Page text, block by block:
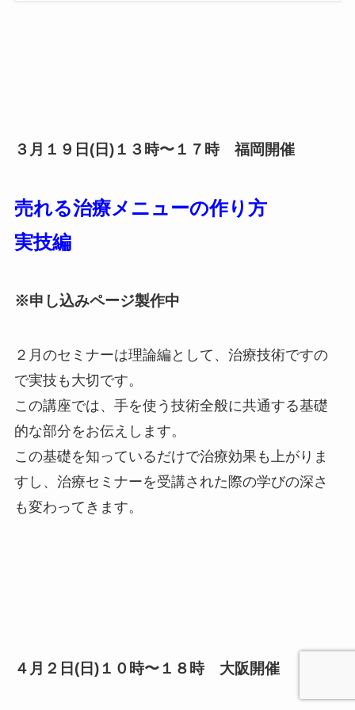
３月１９日(日)１３時〜１７時 福岡開催
売れる治療メニューの作り方
実技編
※申し込みページ製作中
２月のセミナーは理論編として、治療技術ですの
で実技も大切です。
この講座では、手を使う技術全般に共通する基礎
的な部分をお伝えします。
この基礎を知っているだけで治療効果も上がりま
すし、治療セミナーを受講された際の学びの深さ
も変わってきます。
４月２日(日)１０時〜１８時 大阪開催